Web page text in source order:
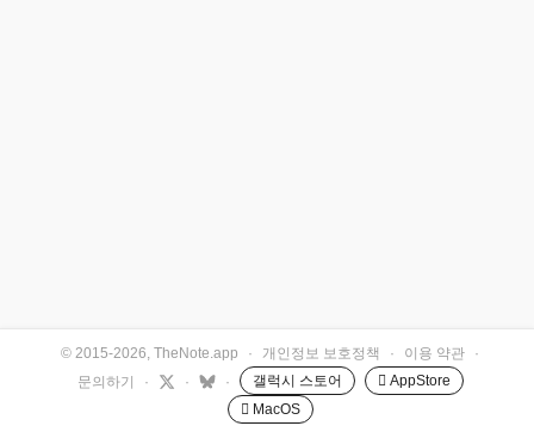
© 2015-2026, TheNote.app · 개인정보 보호정책 · 이용 약관
·
문의하기
· · · 갤럭시 스토어
 AppStore
 MacOS